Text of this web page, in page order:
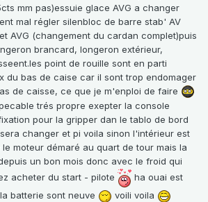
mm pas)essuie glace AVG a changer
mal régler silenbloc de barre stab' AV
AVG (changement du cardan complet)puis
brancard, longeron extérieur,
point de rouille sont en parti
du bas de caise car il sont trop endomager
de caisse, ce que je m'enploi de faire
trés propre exepter la console
pour la gripper dan le tablo de bord
changer et pi voila sinon l'intérieur est
moteur démaré au quart de tour mais la
un bon mois donc avec le froid qui
acheter du start - pilote
ha ouai est
batterie sont neuve
voili voila